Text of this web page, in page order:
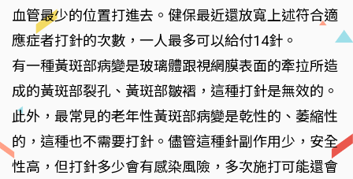
血管最少的位置打進去。健保最近還放寬上述符合適
應症者打針的次數，一人最多可以給付14針。
有一種黃斑部病變是玻璃體跟視網膜表面的牽拉所造
成的黃斑部裂孔、黃斑部皺褶，這種打針是無效的。
此外，最常見的老年性黃斑部病變是乾性的、萎縮性
的，這種也不需要打針。儘管這種針副作用少，安全
性高，但打針多少會有感染風險，多次施打可能還會